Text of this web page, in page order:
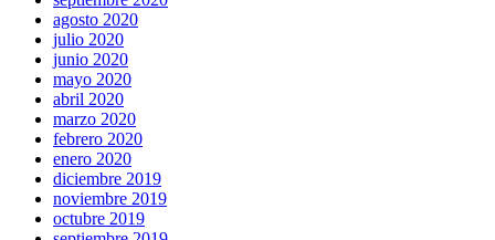
agosto 2020
julio 2020
junio 2020
mayo 2020
abril 2020
marzo 2020
febrero 2020
enero 2020
diciembre 2019
noviembre 2019
octubre 2019